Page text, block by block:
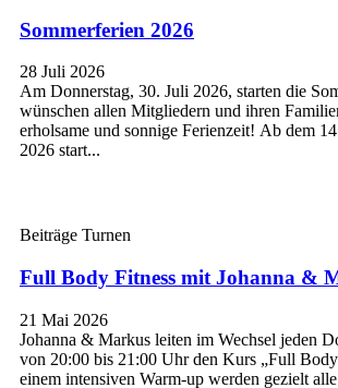
Sommerferien 2026
28 Juli 2026
Am Donnerstag, 30. Juli 2026, starten die
wünschen allen Mitgliedern und ihren
erholsame und sonnige Ferienzeit! Ab dem
2026 start...
Beiträge Turnen
Full Body Fitness mit Johanna &
21 Mai 2026
Johanna & Markus leiten im Wechsel jeden
von 20:00 bis 21:00 Uhr den Kurs „Full
einem intensiven Warm-up werden gezielt